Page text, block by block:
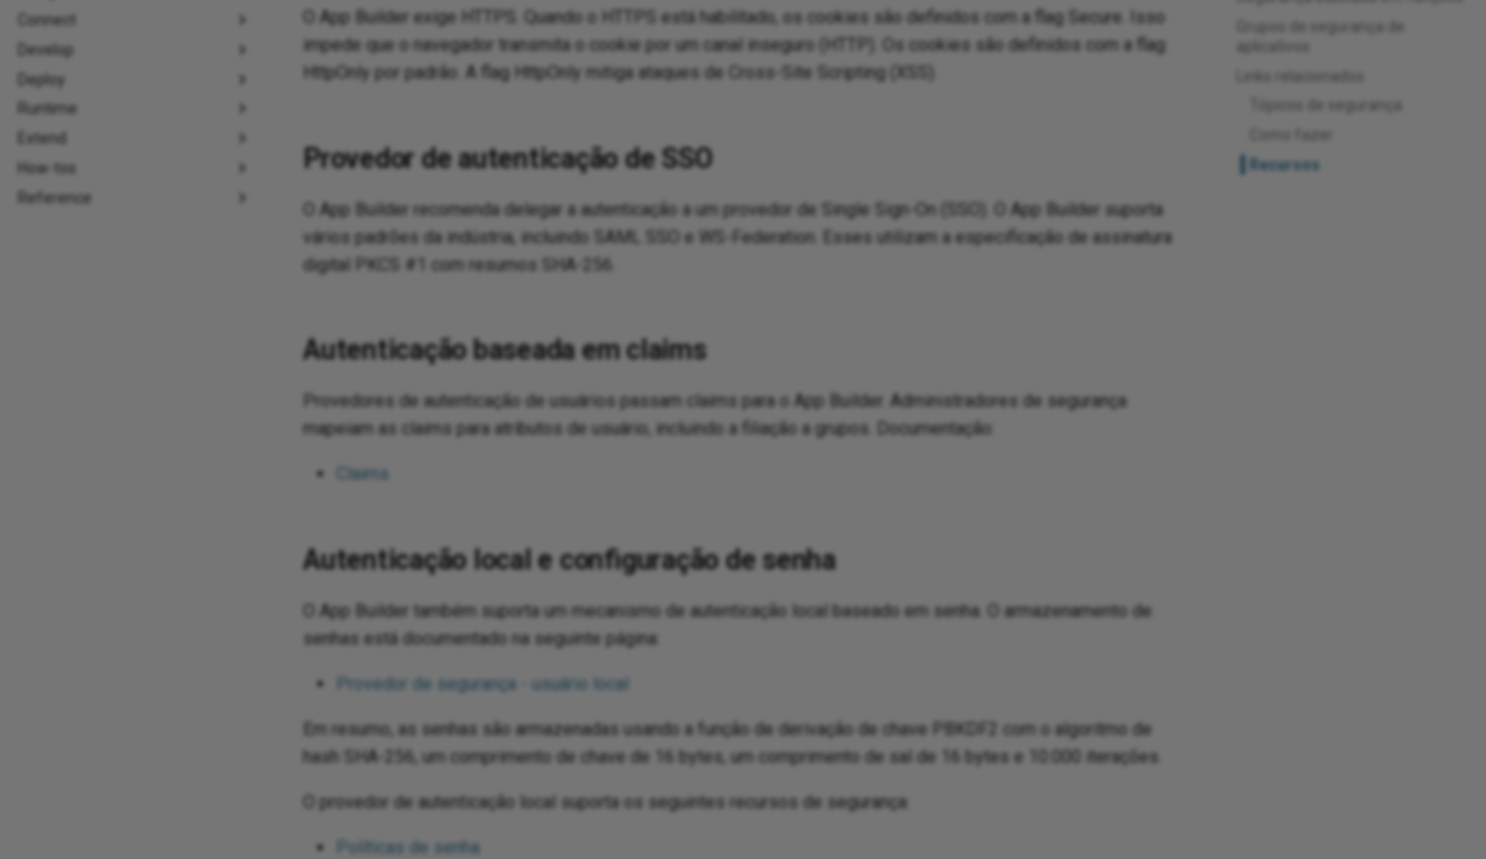
Connect
Develop
Deploy
Runtime
Extend
How-tos
Reference
Grupos de segurança de
aplicativos
Links relacionados
Tópicos de segurança
Recursos
O App Builder exige HTTPS. Quando o HTTPS está habilitado, os cookies são definidos com a flag Secure. Isso
impede que o navegador transmita o cookie por um canal inseguro (HTTP). Os cookies são definidos com a flag
HttpOnly por padrão. A flag HttpOnly mitiga ataques de Cross-Site Scripting (XSS).
Provedor de autenticação de SSO
O App Builder recomenda delegar a autenticação a um provedor de Single Sign-On (SSO). O App Builder suporta
vários padrões da indústria, incluindo SAML SSO e WS-Federation. Esses utilizam a especificação de assinatura
digital PKCS #1 com resumos SHA-256.
Autenticação baseada em claims
Provedores de autenticação de usuários passam claims para o App Builder. Administradores de segurança
mapeiam as claims para atributos de usuário, incluindo a filiação a grupos. Documentação:
Claims
Autenticação local e configuração de senha
O App Builder também suporta um mecanismo de autenticação local baseado em senha. O armazenamento de
senhas está documentado na seguinte página:
Provedor de segurança - usuário local
Em resumo, as senhas são armazenadas usando a função de derivação de chave PBKDF2 com o algoritmo de
hash SHA-256, um comprimento de chave de 16 bytes, um comprimento de sal de 16 bytes e 10.000 iterações.
O provedor de autenticação local suporta os seguintes recursos de segurança:
Políticas de senha